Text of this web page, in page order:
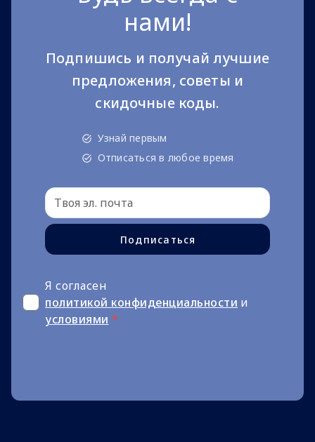
нами!
Подпишись и получай лучшие
предложения, советы и
скидочные коды.
Узнай первым
Отписаться в любое время
Подписаться
Я согласен
политикой конфиденциальности и
условиями *